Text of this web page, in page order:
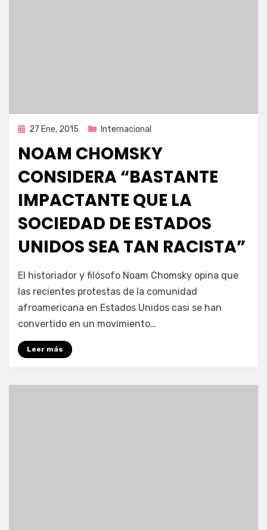
Publicada
27 Ene, 2015 Internacional
NOAM CHOMSKY
CONSIDERA “BASTANTE
IMPACTANTE QUE LA
SOCIEDAD DE ESTADOS
UNIDOS SEA TAN RACISTA”
por Enrique
El historiador y filósofo Noam Chomsky opina que
las recientes protestas de la comunidad
afroamericana en Estados Unidos casi se han
convertido en un movimiento…
Leer más